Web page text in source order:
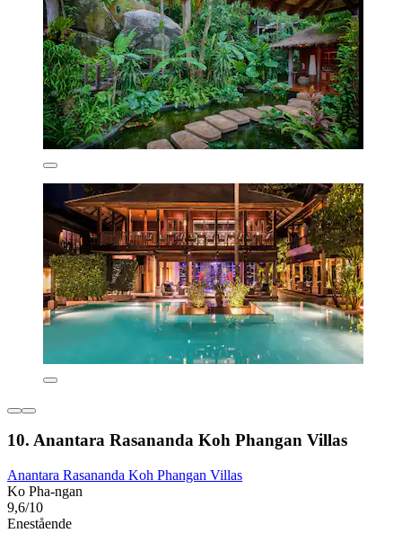
10. Anantara Rasananda Koh Phangan Villas
Anantara Rasananda Koh Phangan Villas
Ko Pha-ngan
9,6/10
Enestående